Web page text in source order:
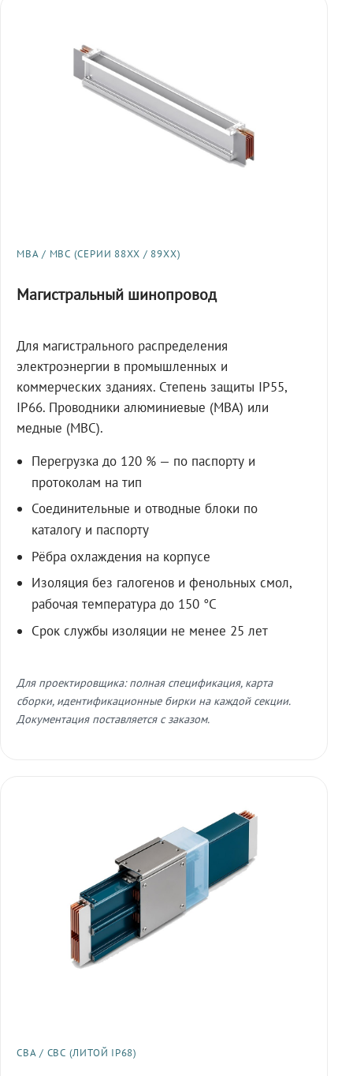
МВА / МВС (СЕРИИ 88XX / 89XX)
Магистральный шинопровод
Для магистрального распределения
электроэнергии в промышленных и
коммерческих зданиях. Степень защиты IP55,
IP66. Проводники алюминиевые (МВА) или
медные (МВС).
Перегрузка до 120 % — по паспорту и
протоколам на тип
Соединительные и отводные блоки по
каталогу и паспорту
Рёбра охлаждения на корпусе
Изоляция без галогенов и фенольных смол,
рабочая температура до 150 °C
Срок службы изоляции не менее 25 лет
Для проектировщика: полная спецификация, карта
сборки, идентификационные бирки на каждой секции.
Документация поставляется с заказом.
СВА / СВС (ЛИТОЙ IP68)